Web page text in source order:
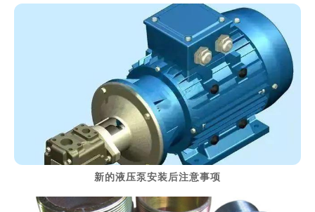
> 阅读详细资料
新的液压泵安装后注意事项